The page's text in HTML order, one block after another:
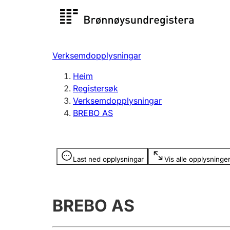
Registersøk
Registrere, endre, slette
Verksemdopplysningar
Heim
Registersøk
Verksemdopplysningar
BREBO AS
Last ned opplysningar Vis alle opplysninger
Opplysninger er skjult
BREBO AS